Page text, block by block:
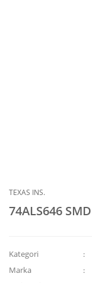
TEXAS INS.
74ALS646
Kategori
Marka